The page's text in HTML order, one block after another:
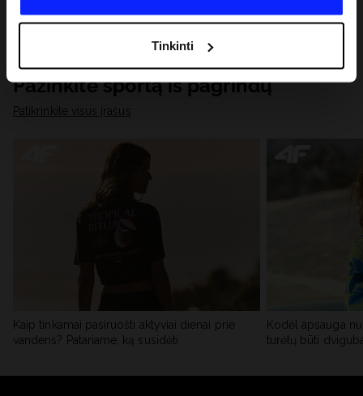
Jūsų asmeninę informaciją savo partneriams, siekdami
analitinius tyrimus, pritaikyti turinį ir tobulinti mūsų
partnerių siūlomus sprendimus (pvz., socialinius tinklus).
Išsamią informaciją rasite mūsų Privatumo politikoje ir
skiltyje „Išsami informacija“.
Tinkinti
Pažinkite sportą iš pagrindų
Patikrinkite visus įrašus
Kaip tinkamai pasiruošti aktyviai dienai prie
vandens? Patariame, ką susidėti
Kodėl apsauga
turėtų būti